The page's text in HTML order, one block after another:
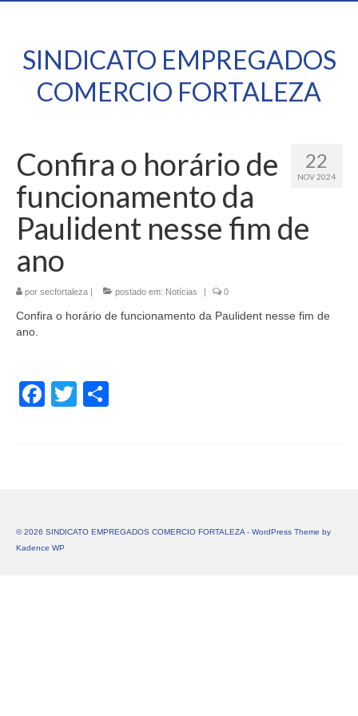
SINDICATO EMPREGADOS
COMERCIO FORTALEZA
22
NOV 2024
Confira o horário de
funcionamento da
Paulident nesse fim de
ano
por secfortaleza | postado em: Notícias | 0
Confira o horário de funcionamento da Paulident nesse fim de
ano.
Facebook
Twitter
© 2026 SINDICATO EMPREGADOS COMERCIO FORTALEZA - WordPress Theme by
Kadence WP